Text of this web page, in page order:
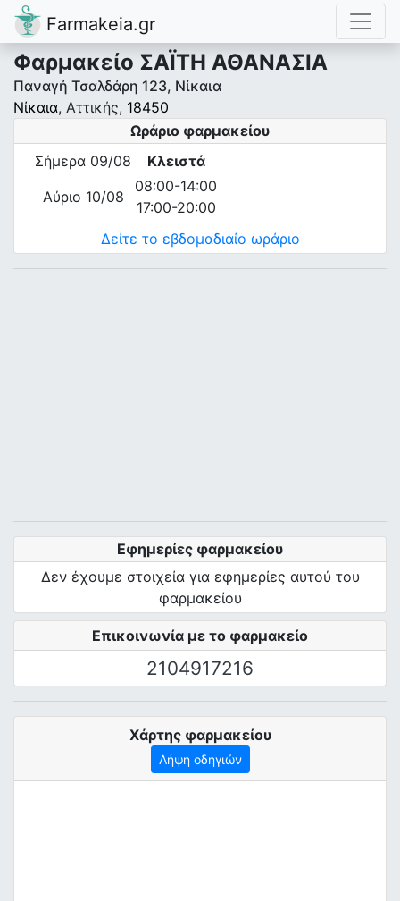
Farmakeia.gr
Φαρμακείο ΣΑΪΤΗ ΑΘΑΝΑΣΙΑ
Παναγή Τσαλδάρη 123, Νίκαια
Νίκαια, Αττικής, 18450
Επικοινωνία με το φαρμακείο
2104917216
Ωράριο φαρμακείου
Σήμερα 09/08
Κλειστά
Αύριο 10/08
08:00-14:00
17:00-20:00
Δείτε το εβδομαδιαίο ωράριο
Εφημερίες φαρμακείου
Δεν έχουμε στοιχεία για εφημερίες αυτού του
φαρμακείου
Χάρτης φαρμακείου
Λήψη οδηγιών